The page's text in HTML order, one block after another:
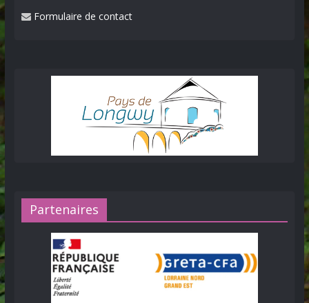
Formulaire de contact
Partenaires